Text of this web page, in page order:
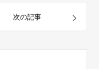
次の記事